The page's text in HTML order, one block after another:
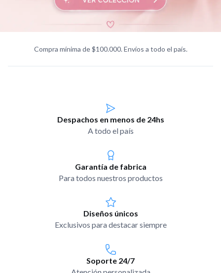
Compra mínima de $100.000. Envíos a todo el país.
Despachos en menos de 24hs
A todo el país
Garantía de fabrica
Para todos nuestros productos
Diseños únicos
Exclusivos para destacar siempre
Soporte 24/7